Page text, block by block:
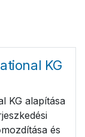
KG
KG alapítása
és